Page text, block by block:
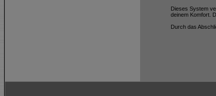
Dieses System
deinem Komfort.
Durch das